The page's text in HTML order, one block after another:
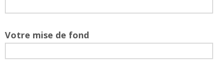
Votre mise de fond